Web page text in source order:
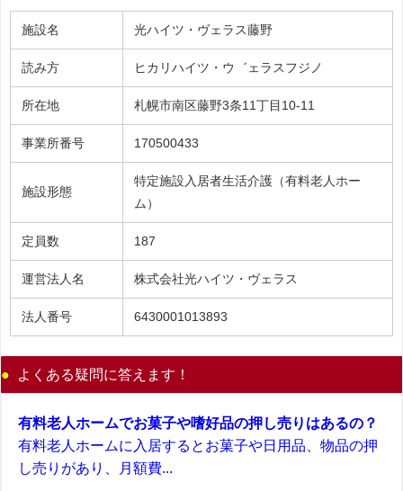
施設名 光ハイツ・ヴェラス藤野
読み方 ヒカリハイツ・ウ゛ェラスフジノ
所在地 札幌市南区藤野3条11丁目10-11
事業所番号 170500433
施設形態
特定施設入居者生活介護（有料老人ホー
ム）
定員数 187
運営法人名 株式会社光ハイツ・ヴェラス
法人番号 6430001013893
よくある疑問に答えます！
有料老人ホームでお菓子や嗜好品の押し売りはあるの？
有料老人ホームに入居するとお菓子や日用品、物品の押
し売りがあり、月額費...